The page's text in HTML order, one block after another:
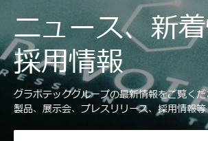
ニュース、新
採用情報
グラボテックグループの最新情報をご覧く
製品、展示会、プレスリリース、採用情報等